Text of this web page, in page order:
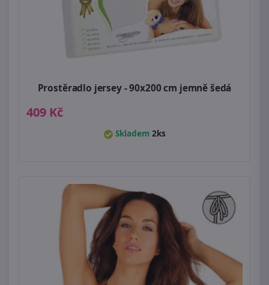
Prostěradlo jersey - 90x200 cm jemně šedá
409 Kč
Skladem 2ks